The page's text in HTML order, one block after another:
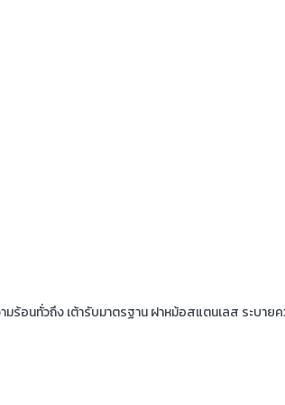
ร้อนทั่วถึง เต้ารับมาตรฐาน ฝาหม้อสแตนเลส ระบาย